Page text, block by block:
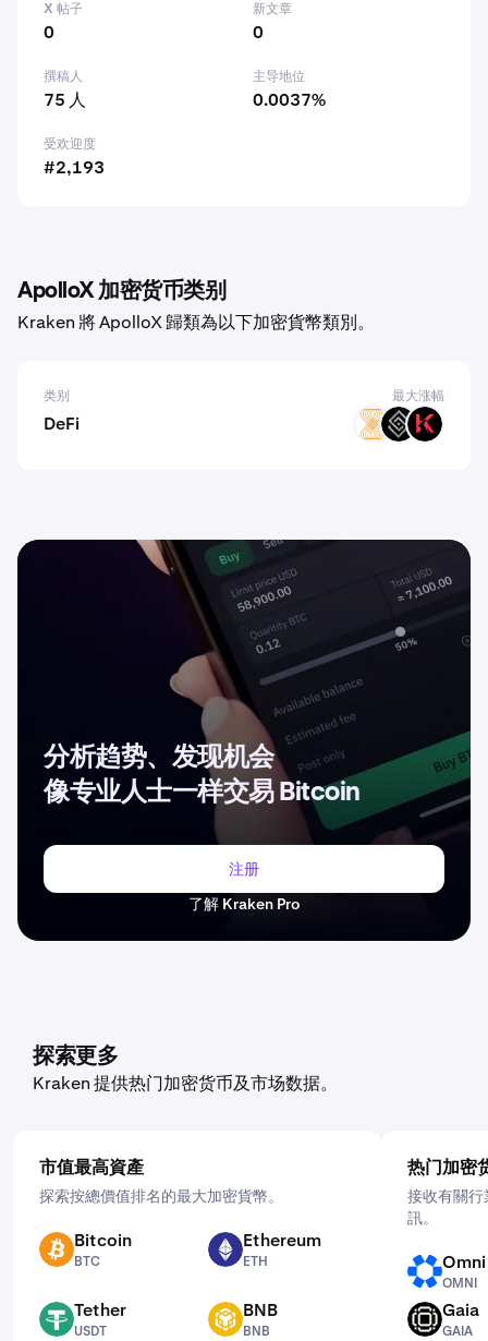
X 帖子
0
新文章
0
撰稿人
75 人
主导地位
0.0037%
受欢迎度
#2,193
ApolloX 加密货币类别
Kraken 將 ApolloX 歸類為以下加密貨幣類別。
类别 最大涨幅
DeFi VELAR DECT KAR
分析趋势、发现机会
像专业人士一样交易 Bitcoin
注册
了解 Kraken Pro
探索更多
Kraken 提供热门加密货币及市场数据。
市值最高資產
探索按總價值排名的最大加密貨幣。
BTC Bitcoin
BTC
ETH Ethereum
ETH
USDT Tether
USDT
BNB BNB
BNB
热门加密
接收有關
訊。
Omni
OMNI
Gaia
GAIA